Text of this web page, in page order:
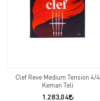
Clef Reve Medium Tension 4/4
Keman Teli
1.283,04